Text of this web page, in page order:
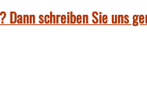
Dann schreiben Sie uns